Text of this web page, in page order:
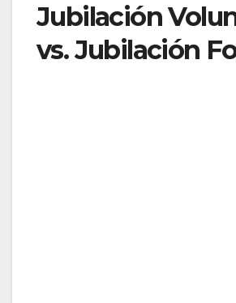
Jubilación
vs. Jubilación